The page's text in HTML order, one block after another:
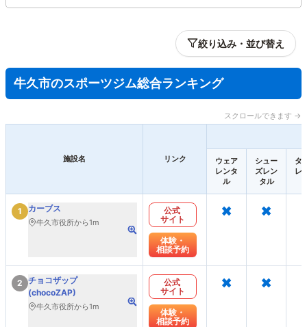
絞り込み・並び替え
牛久市のスポーツジム総合ランキング
スクロールできます →
施設名 リンク
ウェア
レンタ
ル
シュー
ズレン
タル
タ
レ
1 カーブス
牛久市役所から1m
公式
サイト
体験・
相談予約
× ×
2 チョコザップ
(chocoZAP)
牛久市役所から1m
公式
サイト
体験・
相談予約
× ×